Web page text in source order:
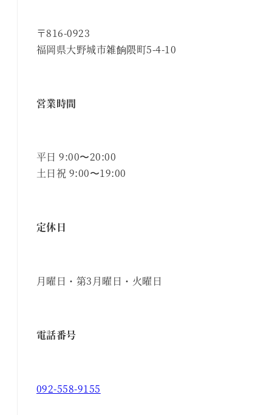
〒816-0923
福岡県大野城市雑餉隈町5-4-10
営業時間
平日 9:00〜20:00
土日祝 9:00〜19:00
定休日
月曜日・第3月曜日・火曜日
電話番号
092-558-9155